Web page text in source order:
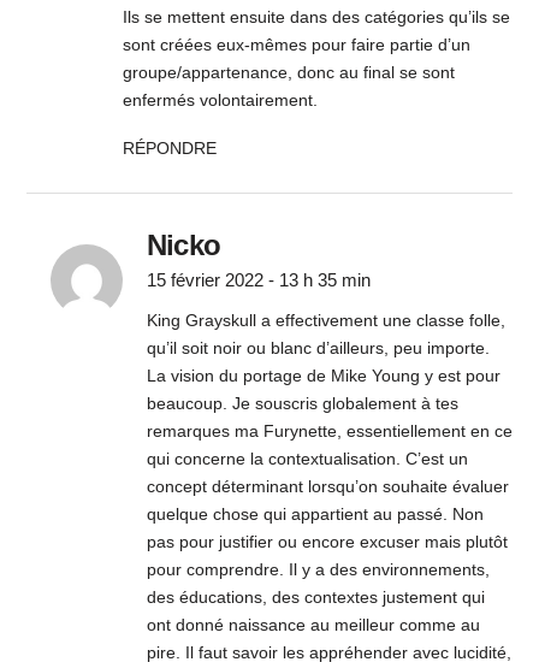
Ils se mettent ensuite dans des catégories qu’ils se
sont créées eux-mêmes pour faire partie d’un
groupe/appartenance, donc au final se sont
enfermés volontairement.
RÉPONDRE
Nicko
15 février 2022 - 13 h 35 min
King Grayskull a effectivement une classe folle,
qu’il soit noir ou blanc d’ailleurs, peu importe.
La vision du portage de Mike Young y est pour
beaucoup. Je souscris globalement à tes
remarques ma Furynette, essentiellement en ce
qui concerne la contextualisation. C’est un
concept déterminant lorsqu’on souhaite évaluer
quelque chose qui appartient au passé. Non
pas pour justifier ou encore excuser mais plutôt
pour comprendre. Il y a des environnements,
des éducations, des contextes justement qui
ont donné naissance au meilleur comme au
pire. Il faut savoir les appréhender avec lucidité,